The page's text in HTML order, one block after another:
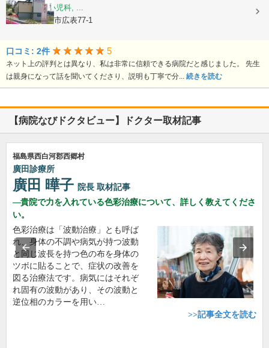
内科, 外科, 小児科, ...
福島県須賀川市広表77-1
口コミ: 2件 5
ネット上の評判とは異なり、私は非常に信頼できる病院だと感じました。 先生
は親身になって話を聞いてくださり、説明も丁寧で分... 続きを読む
【病院なびドクタビュー】ドクター取材記事
福島県西白河郡西郷村
廣田診療所
廣田 曄子 院長 取材記事
貴院で力を入れている色彩治療について、詳しく教えてくださ
い。
色彩治療は「波動治療」とも呼ば
れ、身体の不調や病気が持つ波動
と同じ波長を持つ色の布を身体の
ツボに貼ることで、症状の改善を
図る治療法です。病気にはそれぞ
れ固有の波動があり、その波動と
逆位相のカラーを用い…
>>記事全文を読む